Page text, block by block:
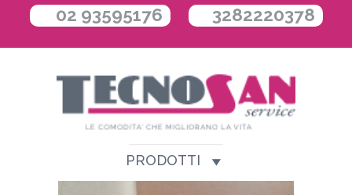
02 93595176 3282220378
PRODOTTI